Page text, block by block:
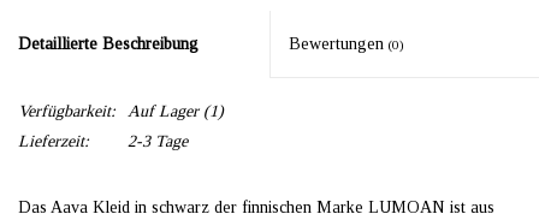
Detaillierte Beschreibung Bewertungen (0)
Verfügbarkeit: Auf Lager(1)
Lieferzeit:
2-3 Tage
Das Aava Kleid in schwarz der finnischen Marke LUMOAN ist aus